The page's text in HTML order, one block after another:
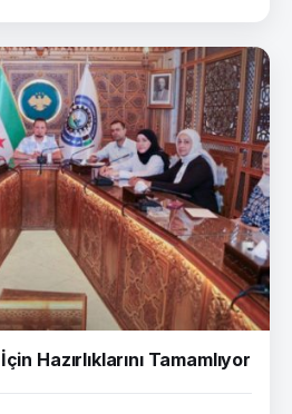
Hazırlıklarını Tamamlıyor